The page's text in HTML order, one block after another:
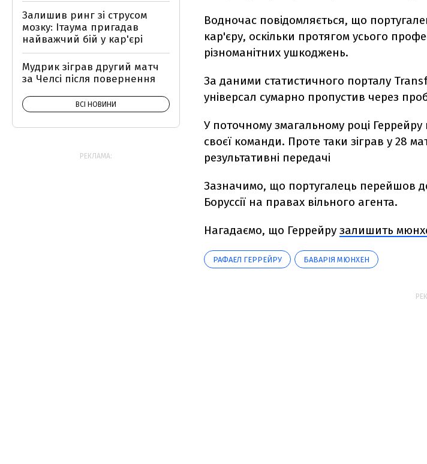
Водночас повідомляється, що
кар'єру, оскільки протягом усього
різноманітних ушкоджень.
За даними статистичного порталу
універсал сумарно пропустив через
У поточному змагальному році
своєї команди. Проте таки зіграв у 28
результативні передачі
Зазначимо, що португалець перейшов до
Боруссії на правах вільного агента.
Нагадаємо, що Геррейру залишить
РАФАЕЛ ГЕРРЕЙРУ БАВАРІЯ МЮНХЕН
Залишив ринг зі струсом
мозку: Ітаума пригадав
найважчий бій у кар'єрі
Мудрик зіграв другий матч
за Челсі після повернення
ВСІ НОВИНИ
РЕКЛАМА: